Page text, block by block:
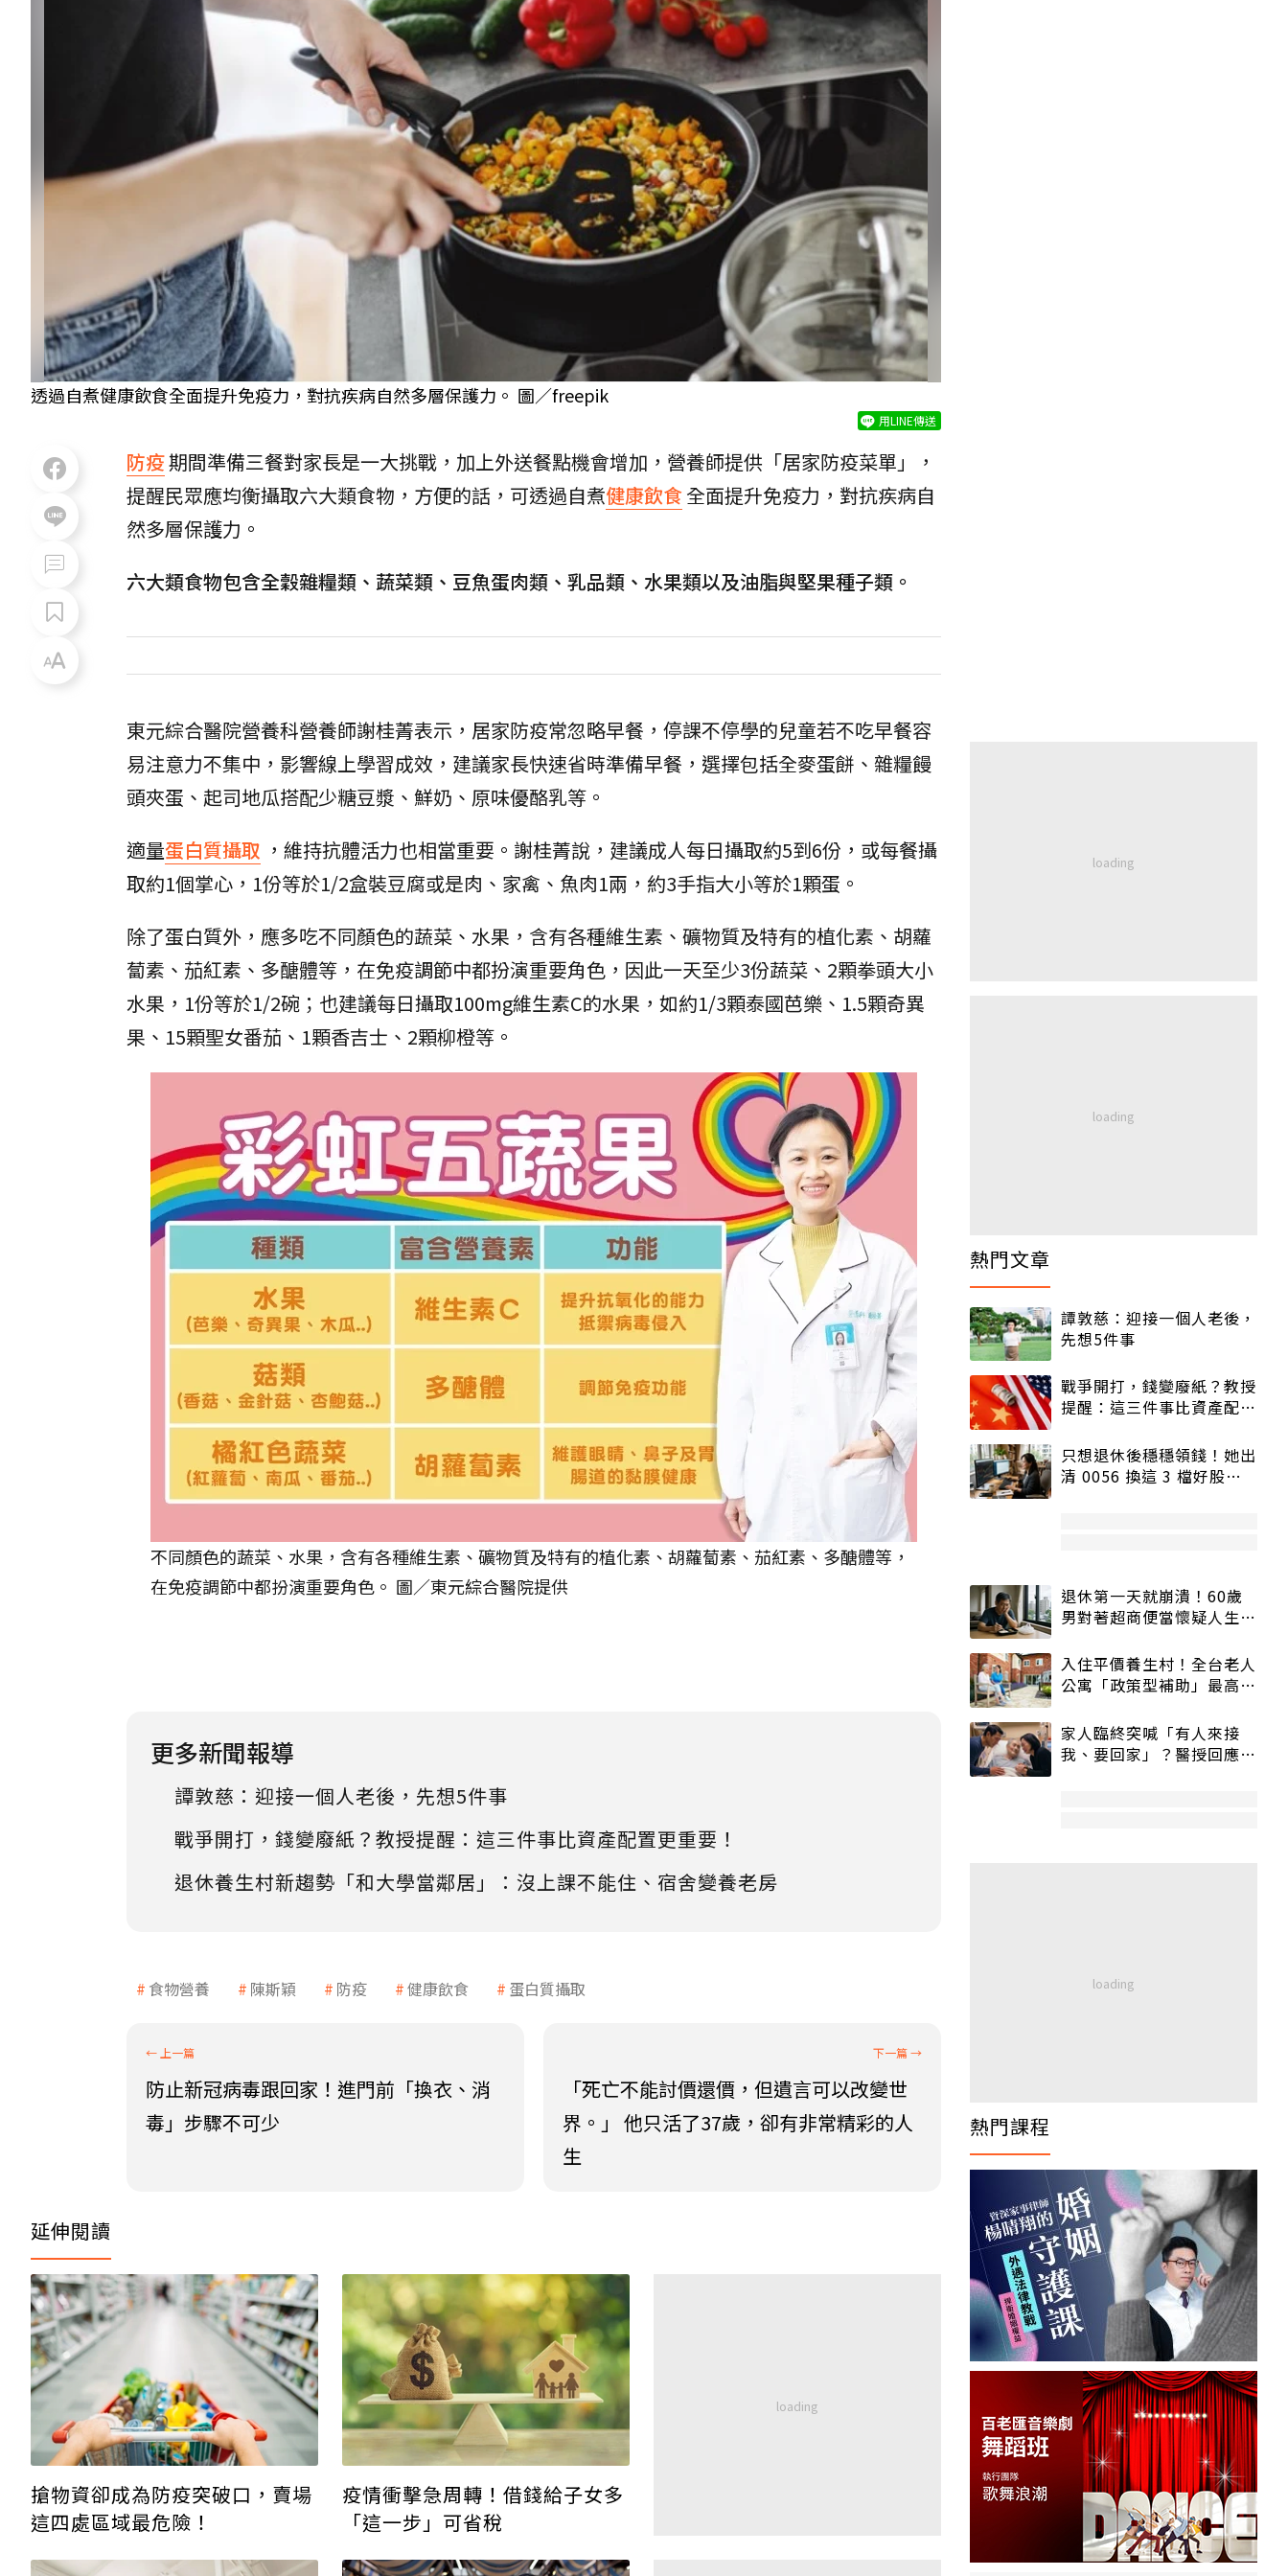
透過自煮健康飲食全面提升免疫力，對抗疾病自然多層保護力。 圖／freepik
用LINE傳送
防疫期間準備三餐對家長是一大挑戰，加上外送餐點機會增加，營養師提供「居家防疫菜單」，
提醒民眾應均衡攝取六大類食物，方便的話，可透過自煮健康飲食全面提升免疫力，對抗疾病自
然多層保護力。
六大類食物包含全穀雜糧類、蔬菜類、豆魚蛋肉類、乳品類、水果類以及油脂與堅果種子類。
東元綜合醫院營養科營養師謝桂菁表示，居家防疫常忽略早餐，停課不停學的兒童若不吃早餐容
易注意力不集中，影響線上學習成效，建議家長快速省時準備早餐，選擇包括全麥蛋餅、雜糧饅
頭夾蛋、起司地瓜搭配少糖豆漿、鮮奶、原味優酪乳等。
適量蛋白質攝取 ，維持抗體活力也相當重要。謝桂菁說，建議成人每日攝取約5到6份，或每餐攝
取約1個掌心，1份等於1/2盒裝豆腐或是肉、家禽、魚肉1兩，約3手指大小等於1顆蛋。
除了蛋白質外，應多吃不同顏色的蔬菜、水果，含有各種維生素、礦物質及特有的植化素、胡蘿
蔔素、茄紅素、多醣體等，在免疫調節中都扮演重要角色，因此一天至少3份蔬菜、2顆拳頭大小
水果，1份等於1/2碗；也建議每日攝取100mg維生素C的水果，如約1/3顆泰國芭樂、1.5顆奇異
果、15顆聖女番茄、1顆香吉士、2顆柳橙等。
不同顏色的蔬菜、水果，含有各種維生素、礦物質及特有的植化素、胡蘿蔔素、茄紅素、多醣體等，
在免疫調節中都扮演重要角色。 圖／東元綜合醫院提供
更多新聞報導
譚敦慈：迎接一個人老後，先想5件事
戰爭開打，錢變廢紙？教授提醒：這三件事比資產配置更重要！
退休養生村新趨勢「和大學當鄰居」：沒上課不能住、宿舍變養老房
食物營養 陳斯穎 防疫 健康飲食 蛋白質攝取
防止新冠病毒跟回家！進門前「換衣、消
毒」步驟不可少
「死亡不能討價還價，但遺言可以改變世
界。」 他只活了37歲，卻有非常精彩的人
生
延伸閱讀
搶物資卻成為防疫突破口，賣場
這四處區域最危險！
疫情衝擊急周轉！借錢給子女多
「這一步」可省稅
熱門文章
譚敦慈：迎接一個人老後，
先想5件事
戰爭開打，錢變廢紙？教授
提醒：這三件事比資產配置
只想退休後穩穩領錢！她出
清 0056 換這 3 檔好股：
退休第一天就崩潰！60歲
男對著超商便當懷疑人生
入住平價養生村！全台老人
公寓「政策型補助」最高打
家人臨終突喊「有人來接
我、要回家」？醫授回應方
熱門課程